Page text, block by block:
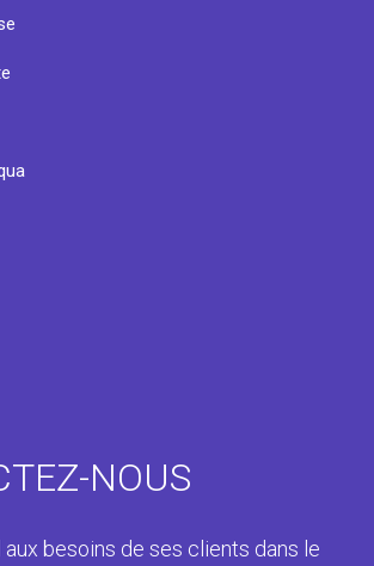
NOUS
aux besoins de ses clients dans le